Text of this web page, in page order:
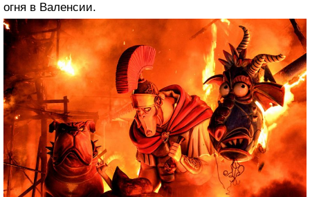
огня в Валенсии.